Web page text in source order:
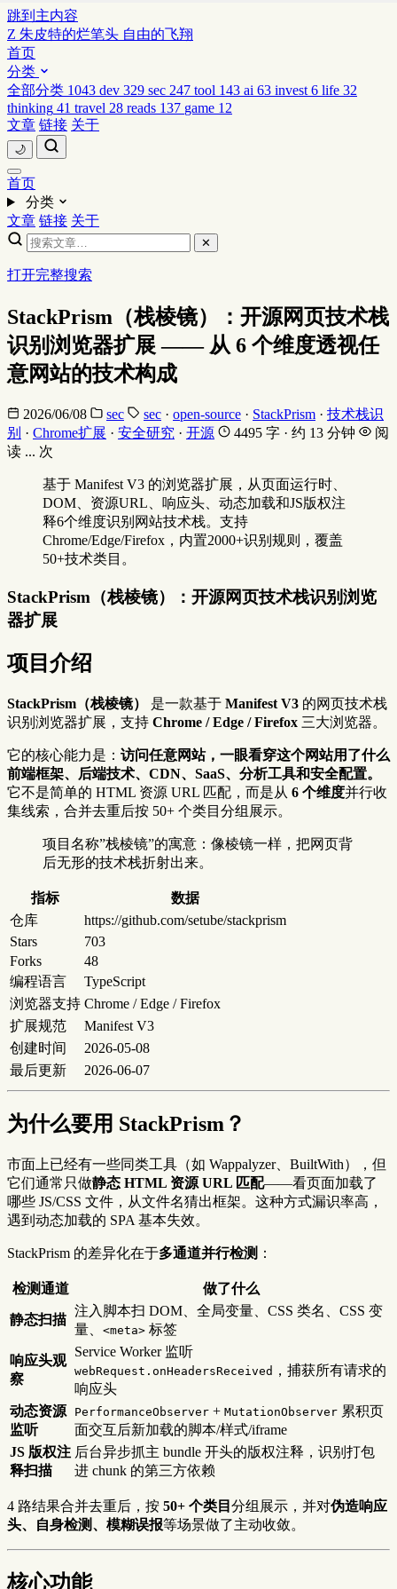
跳到主内容
Z 朱皮特的烂笔头 自由的飞翔
首页
分类
全部分类 1043 dev 329 sec 247 tool 143 ai 63 invest 6 life 32
thinking 41 travel 28 reads 137 game 12
文章 链接 关于
🌙
首页
分类
文章 链接 关于
✕
打开完整搜索
StackPrism（栈棱镜）：开源网页技术栈
识别浏览器扩展 —— 从 6 个维度透视任
意网站的技术构成
2026/06/08 sec sec · open-source · StackPrism · 技术栈识
别 · Chrome扩展 · 安全研究 · 开源 4495 字 · 约 13 分钟
阅
读 ... 次
基于 Manifest V3 的浏览器扩展，从页面运行时、
DOM、资源URL、响应头、动态加载和JS版权注
释6个维度识别网站技术栈。支持
Chrome/Edge/Firefox，内置2000+识别规则，覆盖
50+技术类目。
StackPrism（栈棱镜）：开源网页技术栈识别浏览
器扩展
项目介绍
StackPrism（栈棱镜） 是一款基于 Manifest V3 的网页技术栈
识别浏览器扩展，支持 Chrome / Edge / Firefox 三大浏览器。
它的核心能力是： 访问任意网站，一眼看穿这个网站用了什么
前端框架、后端技术、CDN、SaaS、分析工具和安全配置。
它不是简单的 HTML 资源 URL 匹配，而是从 6 个维度并行收
集线索，合并去重后按 50+ 个类目分组展示。
项目名称”栈棱镜”的寓意：像棱镜一样，把网页背
后无形的技术栈折射出来。
指标
数据
仓库
https://github.com/setube/stackprism
Stars
703
Forks
48
编程语言
TypeScript
浏览器支持 Chrome / Edge / Firefox
扩展规范
Manifest V3
创建时间
2026-05-08
最后更新
2026-06-07
为什么要用 StackPrism？
市面上已经有一些同类工具（如 Wappalyzer、BuiltWith），但
它们通常只做静态 HTML 资源 URL 匹配——看页面加载了
哪些 JS/CSS 文件，从文件名猜出框架。这种方式漏识率高，
遇到动态加载的 SPA 基本失效。
StackPrism 的差异化在于多通道并行检测 ：
检测通道 做了什么
静态扫描
注入脚本扫 DOM、全局变量、CSS 类名、CSS 变
量、 <meta> 标签
响应头观
察
Service Worker 监听
webRequest.onHeadersReceived ，捕获所有请求的
响应头
动态资源
监听
PerformanceObserver + MutationObserver 累积页
面交互后新加载的脚本/样式/iframe
JS 版权注
释扫描
后台异步抓主 bundle 开头的版权注释，识别打包
进 chunk 的第三方依赖
4 路结果合并去重后，按 50+ 个类目 分组展示，并对伪造响应
头、自身检测、模糊误报等场景做了主动收敛。
核心功能